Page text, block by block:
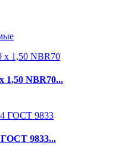
1,50 NBR70...
ГОСТ 9833...